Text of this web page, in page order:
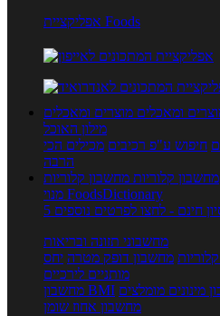
אפליקציית Foods
ומאכלים מוצרים ומאכלים
מילון האוכל
חיפוש ע"פ רכיבים מכילים הכי
הרבה
מחשבון קלוריות מחשבון קלוריות
מנוי FoodsDictionary
חינם - לחצו לפרטים נוספים
מחשבוני תזונה ובריאות
מחשבון דופק מטרה יחס
מותניים לירכיים
מחשבון BMI מינונים מומלצים
מחשבון אחוז שומן